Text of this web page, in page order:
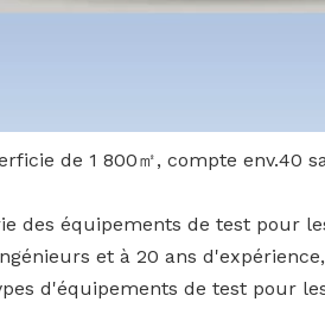
de 1 800㎡, compte env.40
des équipements de test pour
et à 20 ans
d'équipements de test pour